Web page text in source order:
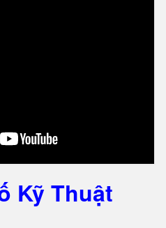
Kỹ Thuật